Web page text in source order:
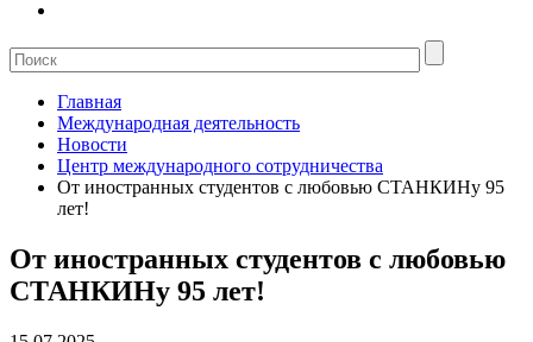
Главная
Международная деятельность
Новости
Центр международного сотрудничества
От иностранных студентов с любовью СТАНКИНу 95
лет!
От иностранных студентов с любовью
СТАНКИНу 95 лет!